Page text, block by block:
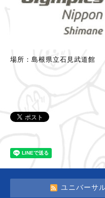
場所：島根県立石見武道館
ユニバーサ